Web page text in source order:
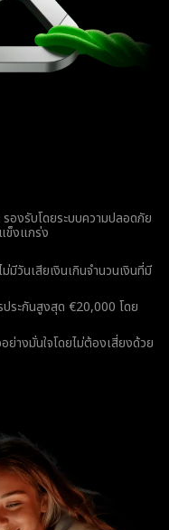
องรับโดยระบบความปลอดภัย
ข็งแกร่ง
มีวันเสียเงินเกินจำนวนเงินที่มี
ระกันสูงสุด €20,000 โดย
ย่างมั่นใจโดยไม่ต้องเสี่ยงด้วย